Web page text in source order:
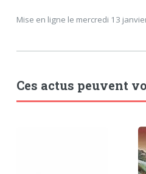
Mise en ligne le mercredi 13
Ces actus peuvent